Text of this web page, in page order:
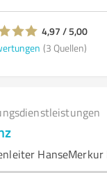
4,97 / 5,00
(3 Quellen)
HanseMerkur